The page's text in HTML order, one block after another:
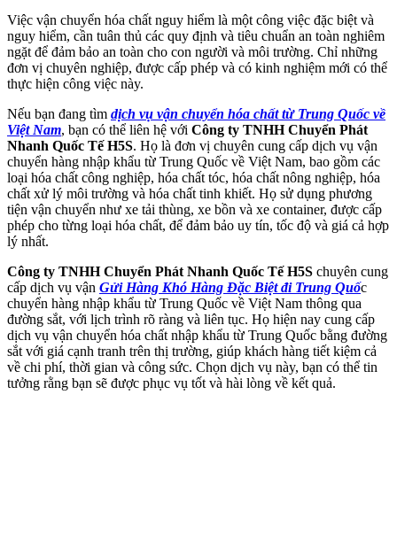
Việc vận chuyển hóa chất nguy hiểm là một công việc đặc biệt và
nguy hiểm, cần tuân thủ các quy định và tiêu chuẩn an toàn nghiêm
ngặt để đảm bảo an toàn cho con người và môi trường. Chỉ những
đơn vị chuyên nghiệp, được cấp phép và có kinh nghiệm mới có thể
thực hiện công việc này.
Nếu bạn đang tìm dịch vụ vận chuyển hóa chất từ Trung Quốc về
Việt Nam, bạn có thể liên hệ với Công ty TNHH Chuyển Phát
Nhanh Quốc Tế H5S. Họ là đơn vị chuyên cung cấp dịch vụ vận
chuyển hàng nhập khẩu từ Trung Quốc về Việt Nam, bao gồm các
loại hóa chất công nghiệp, hóa chất tóc, hóa chất nông nghiệp, hóa
chất xử lý môi trường và hóa chất tinh khiết. Họ sử dụng phương
tiện vận chuyển như xe tải thùng, xe bồn và xe container, được cấp
phép cho từng loại hóa chất, để đảm bảo uy tín, tốc độ và giá cả hợp
lý nhất.
Công ty TNHH Chuyển Phát Nhanh Quốc Tế H5S chuyên cung
cấp dịch vụ vận Gửi Hàng Khó Hàng Đặc Biệt đi Trung Quốc
chuyển hàng nhập khẩu từ Trung Quốc về Việt Nam thông qua
đường sắt, với lịch trình rõ ràng và liên tục. Họ hiện nay cung cấp
dịch vụ vận chuyển hóa chất nhập khẩu từ Trung Quốc bằng đường
sắt với giá cạnh tranh trên thị trường, giúp khách hàng tiết kiệm cả
về chi phí, thời gian và công sức. Chọn dịch vụ này, bạn có thể tin
tưởng rằng bạn sẽ được phục vụ tốt và hài lòng về kết quả.